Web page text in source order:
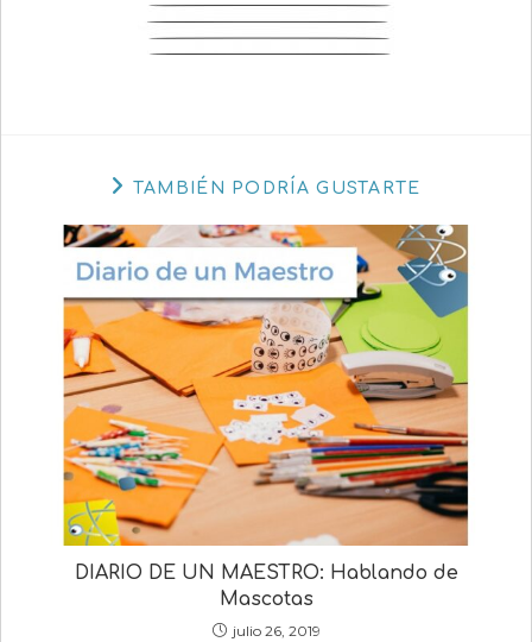
TAMBIÉN PODRÍA GUSTARTE
DIARIO DE UN MAESTRO: Hablando de
Mascotas
julio 26, 2019